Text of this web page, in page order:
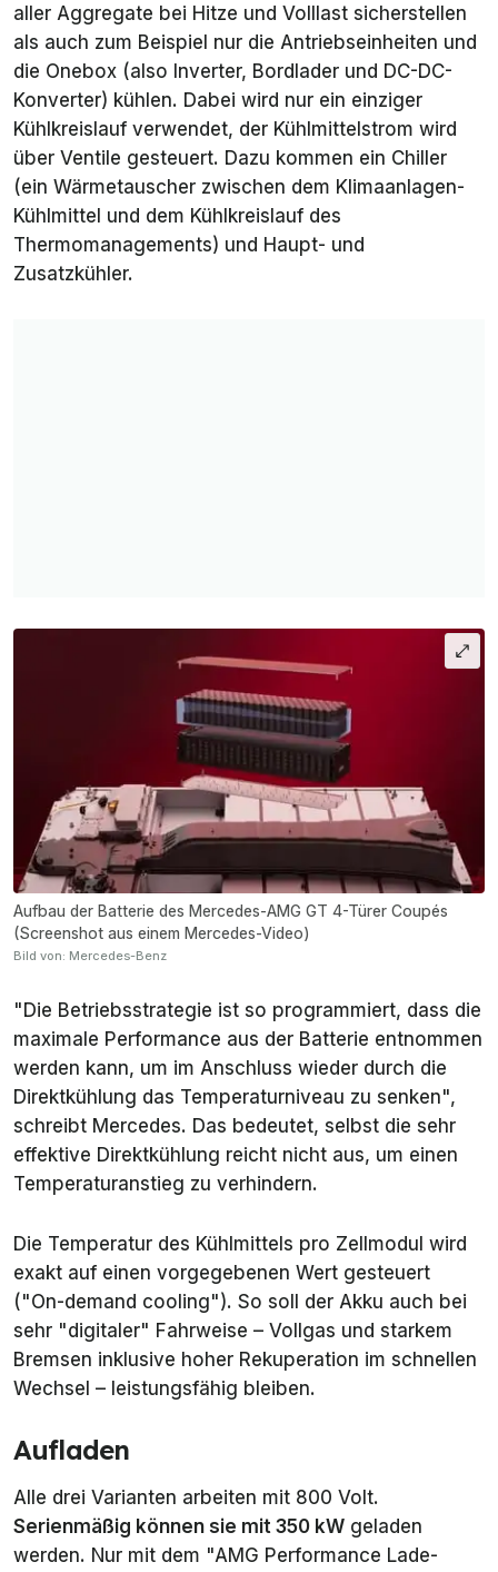
aller Aggregate bei Hitze und Volllast sicherstellen
als auch zum Beispiel nur die Antriebseinheiten und
die Onebox (also Inverter, Bordlader und DC-DC-
Konverter) kühlen. Dabei wird nur ein einziger
Kühlkreislauf verwendet, der Kühlmittelstrom wird
über Ventile gesteuert. Dazu kommen ein Chiller
(ein Wärmetauscher zwischen dem Klimaanlagen-
Kühlmittel und dem Kühlkreislauf des
Thermomanagements) und Haupt- und
Zusatzkühler.
Aufbau der Batterie des Mercedes-AMG GT 4-Türer Coupés
(Screenshot aus einem Mercedes-Video)
Bild von: Mercedes-Benz
"Die Betriebsstrategie ist so programmiert, dass die
maximale Performance aus der Batterie entnommen
werden kann, um im Anschluss wieder durch die
Direktkühlung das Temperaturniveau zu senken",
schreibt Mercedes. Das bedeutet, selbst die sehr
effektive Direktkühlung reicht nicht aus, um einen
Temperaturanstieg zu verhindern.
Die Temperatur des Kühlmittels pro Zellmodul wird
exakt auf einen vorgegebenen Wert gesteuert
("On-demand cooling"). So soll der Akku auch bei
sehr "digitaler" Fahrweise – Vollgas und starkem
Bremsen inklusive hoher Rekuperation im schnellen
Wechsel – leistungsfähig bleiben.
Aufladen
Alle drei Varianten arbeiten mit 800 Volt.
Serienmäßig können sie mit 350 kW geladen
werden. Nur mit dem "AMG Performance Lade-